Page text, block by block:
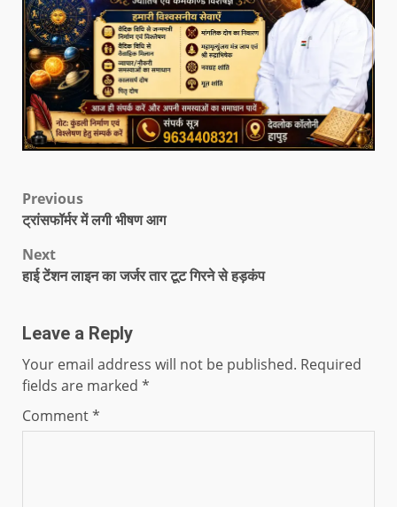
Previous
ट्रांसफॉर्मर में लगी भीषण आग
Next
हाई टेंशन लाइन का जर्जर तार टूट गिरने से हड़कंप
Leave a Reply
Your email address will not be published. Required
fields are marked *
Comment*